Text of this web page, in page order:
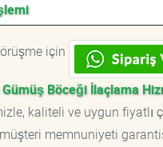
için
Böceği İlaçlama
kaliteli ve uygun fiyatlı
memnuniyeti